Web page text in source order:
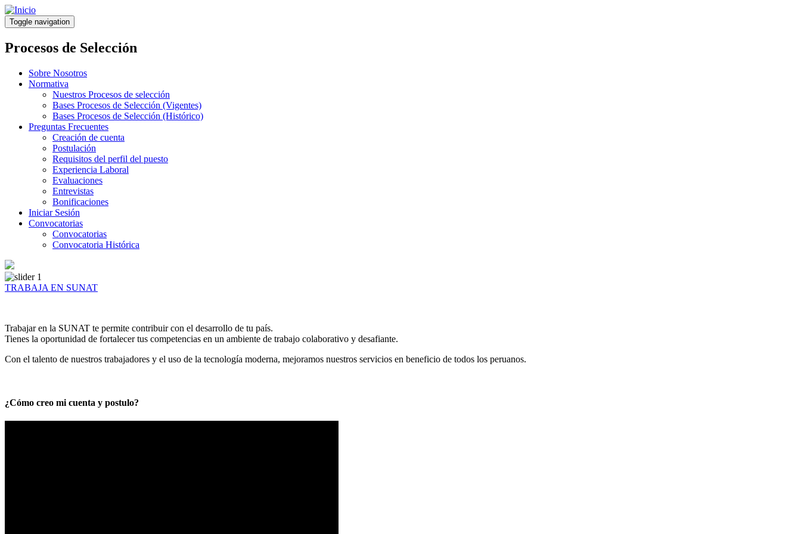
Pasar
al
contenido
principal
Toggle navigation
Procesos de Selección
Sobre Nosotros
Normativa
Nuestros Procesos de selección
Bases Procesos de Selección (Vigentes)
Bases Procesos de Selección (Histórico)
Preguntas Frecuentes
Creación de cuenta
Postulación
Requisitos del perfil del puesto
Experiencia Laboral
Evaluaciones
Entrevistas
Bonificaciones
Iniciar Sesión
Convocatorias
Convocatorias
Convocatoria Histórica
TRABAJA EN SUNAT
Trabajar en la SUNAT te permite contribuir con el desarrollo de tu país.
Tienes la oportunidad de fortalecer tus competencias en un ambiente de trabajo colaborativo y desafiante.
Con el talento de nuestros trabajadores y el uso de la tecnología moderna, mejoramos nuestros servicios en beneficio de todos los peruanos.
¿Cómo creo mi cuenta y postulo?